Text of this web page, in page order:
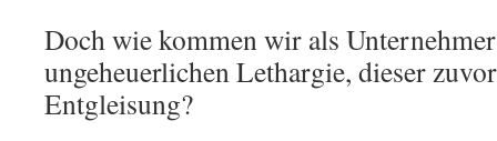
Doch wie kommen wir als
ungeheuerlichen Lethargie, dieser
Entgleisung?